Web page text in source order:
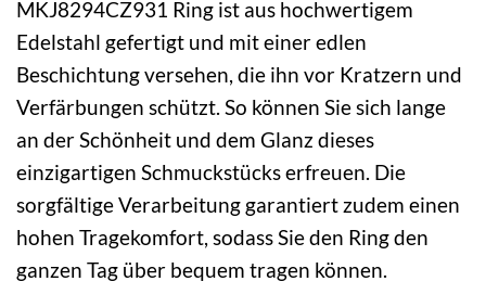
MKJ8294CZ931 Ring ist aus hochwertigem
Edelstahl gefertigt und mit einer edlen
Beschichtung versehen, die ihn vor Kratzern und
Verfärbungen schützt. So können Sie sich lange
an der Schönheit und dem Glanz dieses
einzigartigen Schmuckstücks erfreuen. Die
sorgfältige Verarbeitung garantiert zudem einen
hohen Tragekomfort, sodass Sie den Ring den
ganzen Tag über bequem tragen können.